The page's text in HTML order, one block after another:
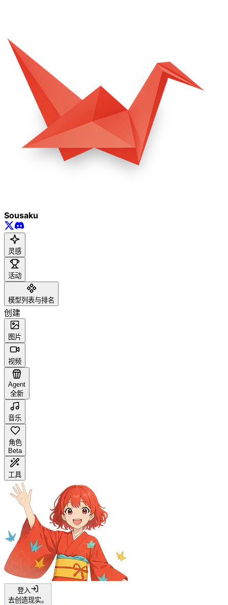
Sousaku
灵感
活动
模型列表与排名
创建
图片
视频
Agent
全新
音乐
角色
Beta
工具
登入
去创造现实。